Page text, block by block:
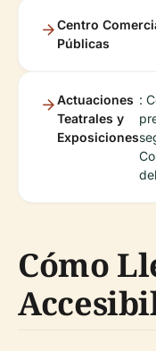
Centro
Públicas
Actuaciones
Teatrales y
Exposiciones
:
del
Cómo